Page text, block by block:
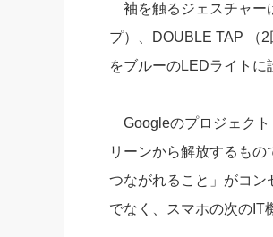
袖を触るジェスチャー
プ）、DOUBLE TAP （
をブルーのLEDライトに
Googleのプロジェクト
リーンから解放するも
つながれること」がコン
でなく、スマホの次のIT